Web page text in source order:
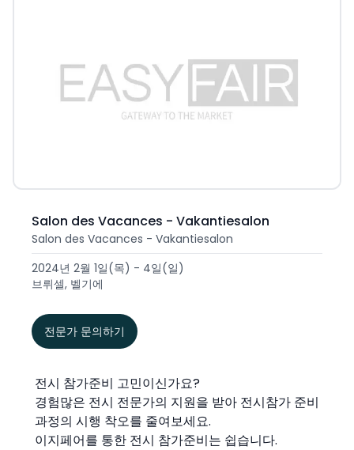
Salon des Vacances - Vakantiesalon
Salon des Vacances - Vakantiesalon
2024년 2월 1일(목) - 4일(일)
브뤼셀, 벨기에
전문가 문의하기
전시 참가준비 고민이신가요?
경험많은 전시 전문가의 지원을 받아 전시참가 준비
과정의 시행 착오를 줄여보세요.
이지페어를 통한 전시 참가준비는 쉽습니다.